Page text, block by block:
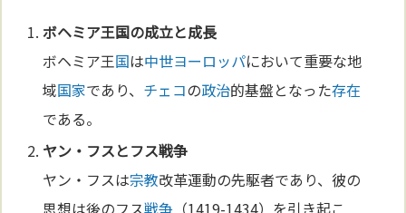
ボヘミア王国の成立と成長
ボヘミア王国は中世ヨーロッパにおいて重要な地
域国家であり、 チェコの政治的基盤となった存在
である。
ヤン・フスとフス戦争
ヤン・フスは宗教改革運動の先駆者であり、彼の